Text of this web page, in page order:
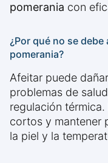
pomerania con
¿Por qué no se
pomerania?
Afeitar puede
problemas de
regulación
cortos y mantener
la piel y la